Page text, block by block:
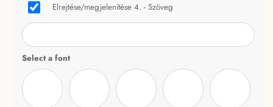
Elrejtése/megjelenítése 4. - Szöveg
Select a font
Cardo-Italic Delagio Script teszBeautyHandwriting-Regular
segoesc Chunkfive